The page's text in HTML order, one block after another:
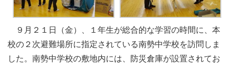
９月２１日（金）、１年生が総合的な学習の時間に、本
校の２次避難場所に指定されている南勢中学校を訪問しま
した。南勢中学校の敷地内には、防災倉庫が設置されてお